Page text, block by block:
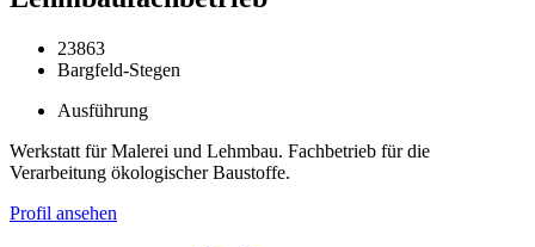
23863
Bargfeld-Stegen
Ausführung
Werkstatt für Malerei und Lehmbau. Fachbetrieb für die
Verarbeitung ökologischer Baustoffe.
Profil ansehen